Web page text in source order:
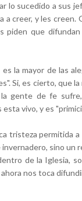
lo sucedido a sus
a creer, y les creen.
piden que
la mayor de las
Si, es cierto, que
gente de fe
vivo, y es
tristeza permitida
sino un
de la Iglesia,
ahora nos toca